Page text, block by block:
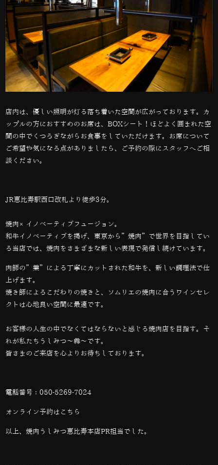
店内は、優しい照明が灯る落ち着いた空間が広がっております。カ
ップルの方におすすめのお席は、BOXシート！ほどよく囲まれた空
間の中でくつろぎながらお食事をしていただけます。お席について
ご希望や気になる点がありましたら、ご予約の際にスタッフへご相
談ください。
JR恵比寿駅西口改札より徒歩3分。
焼肉×イノベーティブフュージョン。
和牛イノベーティブを掲げ、東京から”焼肉”で世界を目指してい
る当店では、焼肉をさまざまな新しい表現で発信し続けています。
肉師の”業”による丁寧にカットされた和牛を、新しい調理法で仕
上げます。
焼き師によるこだわりの焼きと、ソムリエの焼肉に合うワインセレ
クトは心地良い空間に最適です。
お客様の人生の中でなくてはならないと感じる焼肉店を目指す。そ
れが私たちうしみつ～犇～です。
皆さまのご来店を心よりお待ちしております。
電話番号： 050-5269-7024
オンライン予約は こちら
以上、焼肉うしみつ恵比寿本店PR担当でした。